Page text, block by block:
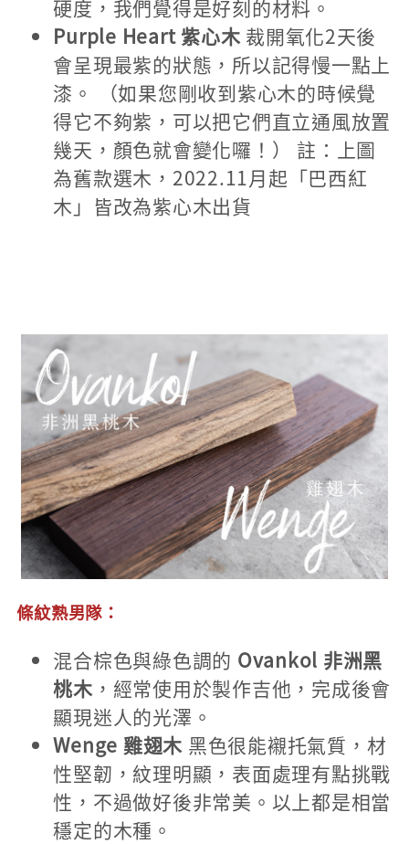
硬度，我們覺得是好刻的材料。
Purple Heart 紫心木裁開氧化2天後
會呈現最紫的狀態，所以記得慢一點上
漆。 （如果您剛收到紫心木的時候覺
得它不夠紫，可以把它們直立通風放置
幾天，顏色就會變化囉！） 註：上圖
為舊款選木，2022.11月起「巴西紅
木」皆改為紫心木出貨
條紋熟男隊：
混合棕色與綠色調的 Ovankol 非洲黑
桃木，經常使用於製作吉他，完成後會
顯現迷人的光澤。
Wenge 雞翅木 黑色很能襯托氣質，材
性堅韌，紋理明顯，表面處理有點挑戰
性，不過做好後非常美。以上都是相當
穩定的木種。